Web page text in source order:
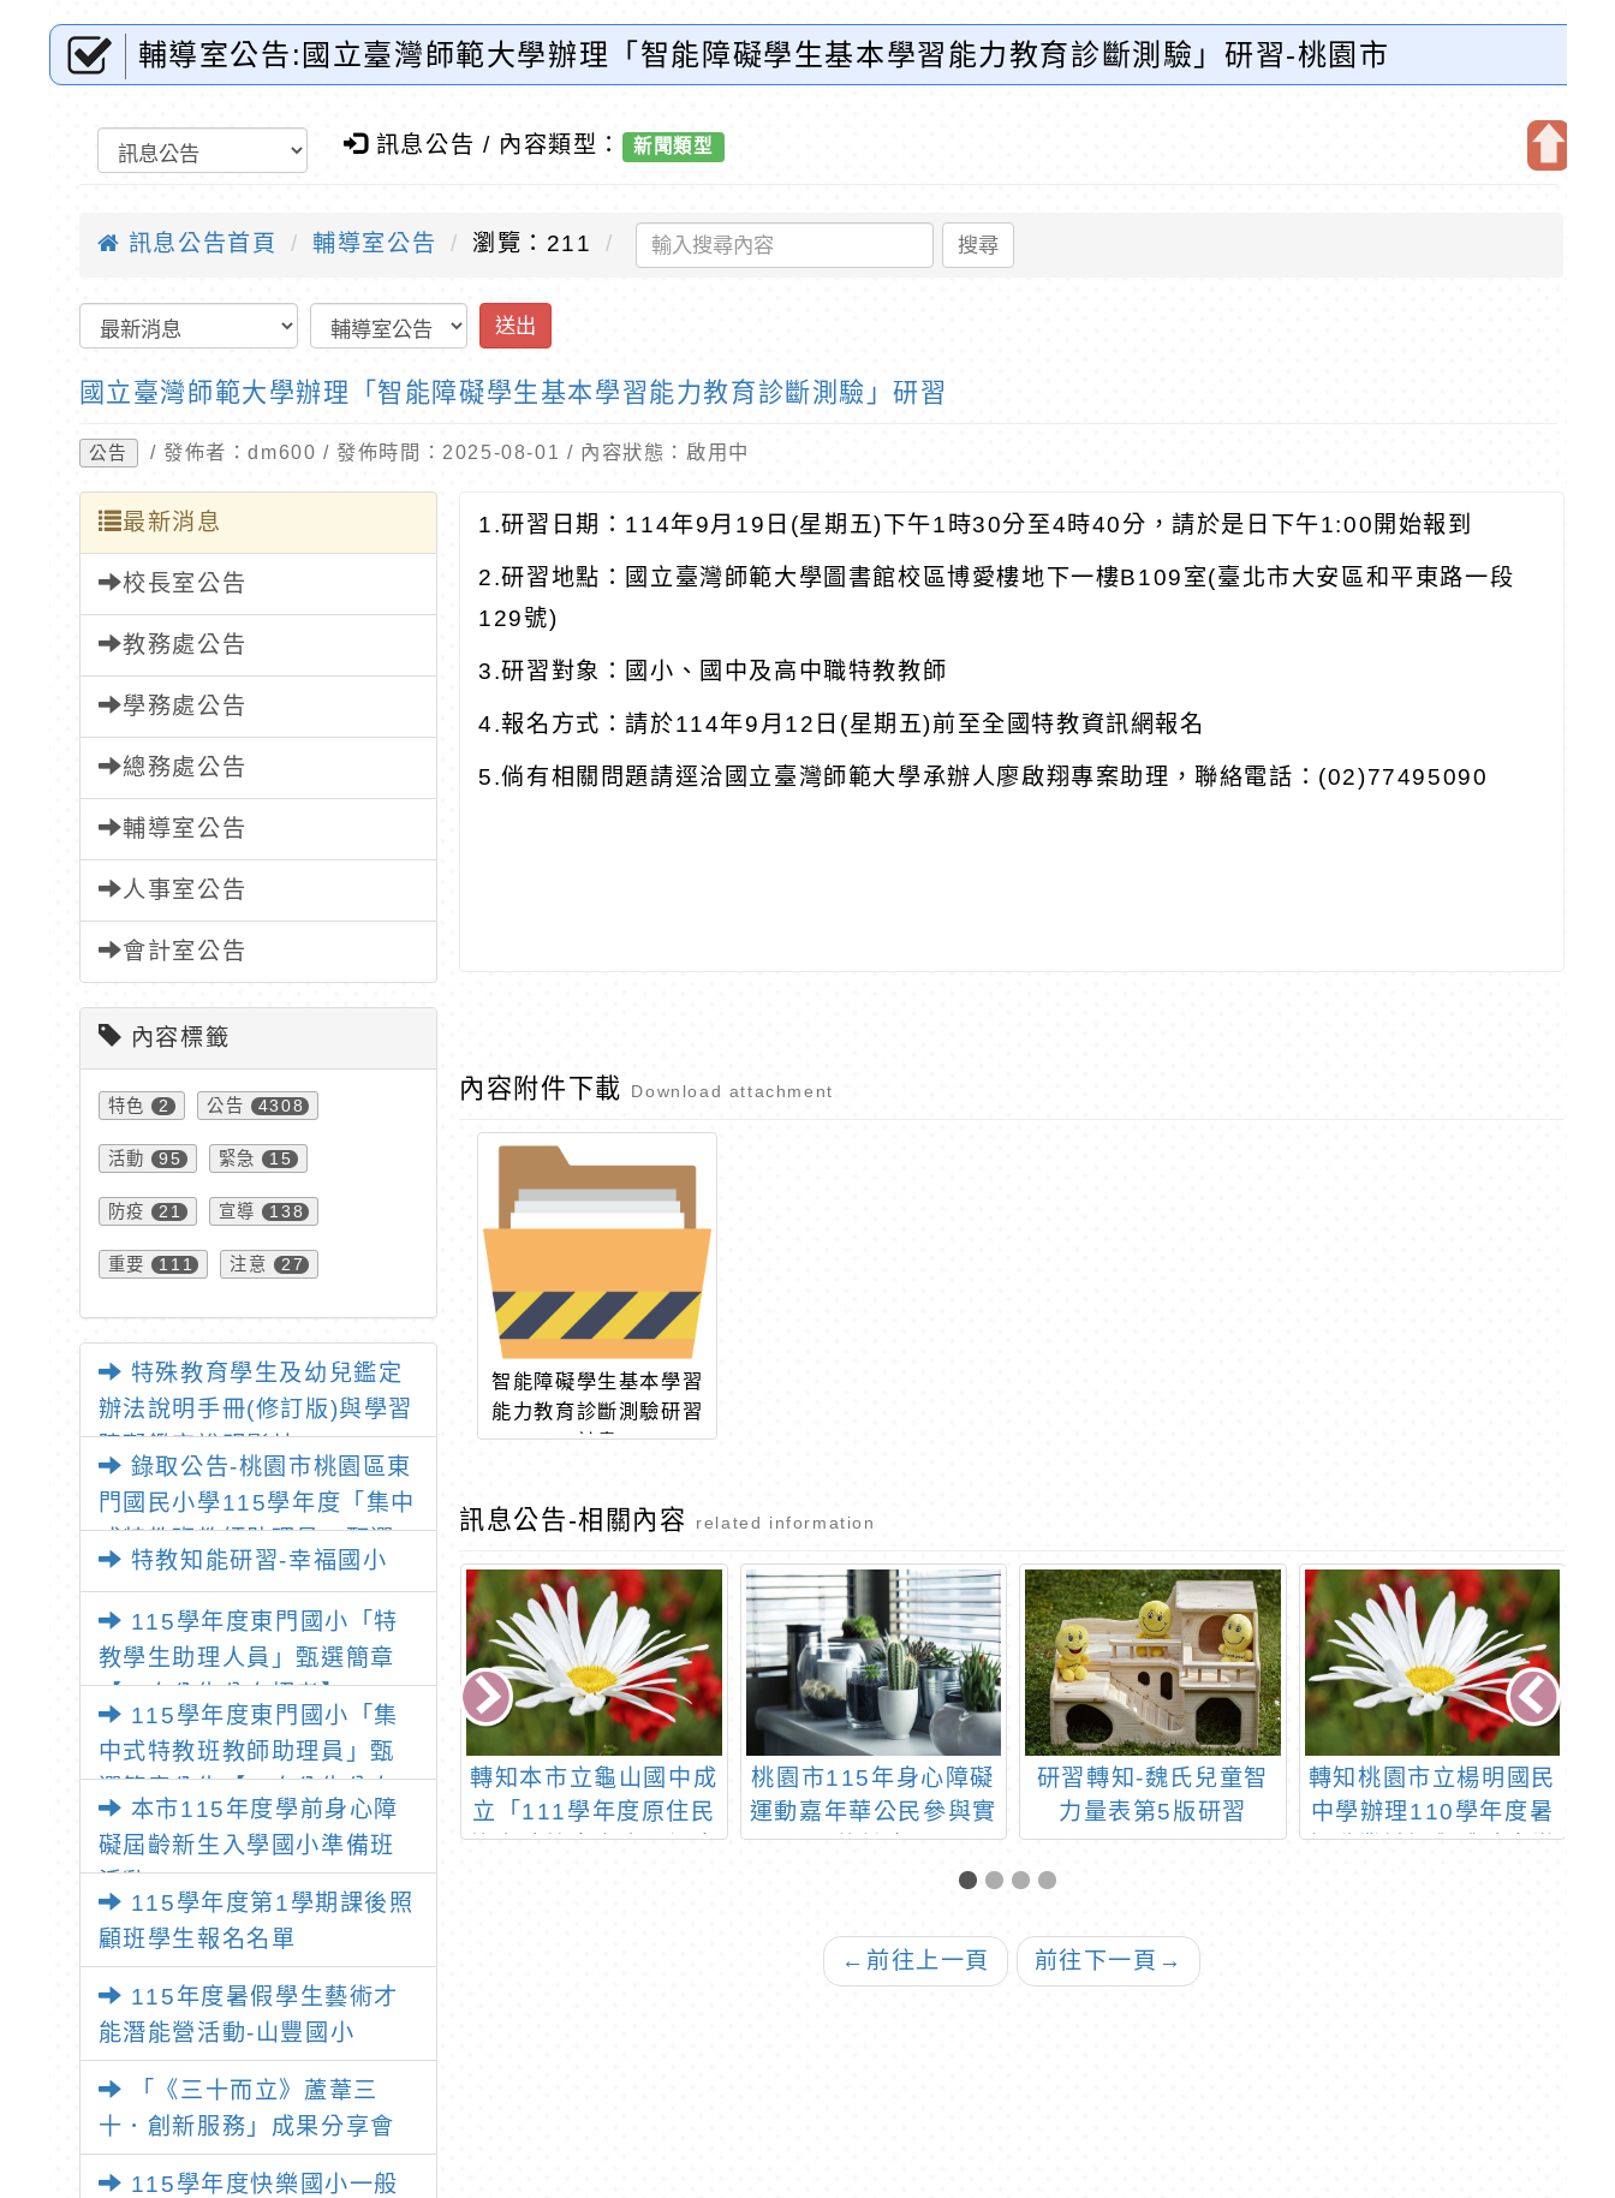
輔導室公告:國立臺灣師範大學辦理「智能障礙學生基本學習能力教育診斷測驗」研習-桃園市
訊息公告 / 內容類型： 新聞類型
訊息公告首頁 輔導室公告 瀏覽：211 搜尋
送出
國立臺灣師範大學辦理「智能障礙學生基本學習能力教育診斷測驗」研習
公告 / 發佈者：dm600 / 發佈時間：2025-08-01 / 內容狀態：啟用中
最新消息
校長室公告
教務處公告
學務處公告
總務處公告
輔導室公告
人事室公告
會計室公告
內容標籤
特色 2 公告 4308
活動 95 緊急 15
防疫 21 宣導 138
重要 111 注意 27
特殊教育學生及幼兒鑑定
辦法說明手冊(修訂版)與學習
障礙鑑定說明影片
錄取公告-桃園市桃園區東
門國民小學115學年度「集中
式特教班教師助理員」甄選
特教知能研習-幸福國小
115學年度東門國小「特
教學生助理人員」甄選簡章
【一次公告分次招考】
115學年度東門國小「集
中式特教班教師助理員」甄
選簡章公告【一次公告分次
招考】
本市115年度學前身心障
礙屆齡新生入學國小準備班
活動
115學年度第1學期課後照
顧班學生報名名單
115年度暑假學生藝術才
能潛能營活動-山豐國小
「《三十而立》蘆葦三
十．創新服務」成果分享會
115學年度快樂國小一般
1.研習日期：114年9月19日(星期五)下午1時30分至4時40分，請於是日下午1:00開始報到
2.研習地點：國立臺灣師範大學圖書館校區博愛樓地下一樓B109室(臺北市大安區和平東路一段
129號)
3.研習對象：國小、國中及高中職特教教師
4.報名方式：請於114年9月12日(星期五)前至全國特教資訊網報名
5.倘有相關問題請逕洽國立臺灣師範大學承辦人廖啟翔專案助理，聯絡電話：(02)77495090
內容附件下載 Download attachment
智能障礙學生基本學習
能力教育診斷測驗研習
計畫
訊息公告-相關內容 related information
-玩出學習力-
的輔導與教學
研習轉知-臺師大辦理
「112年度優質特教發
展網絡系統暨教學支援
平臺之推廣暨溝通訓練
教材課程研習」
轉知本市立龜山國中成
立「111學年度原住民
族實驗教育專班」訊息
桃園市115年身心障礙
運動嘉年華公民參與實
施計畫
研習轉知-魏氏兒童智
力量表第5版研習
轉知桃園市立楊明國民
中學辦理110學年度暑
假職業試探與體驗育樂
← 前往上一頁 前往下一頁 →